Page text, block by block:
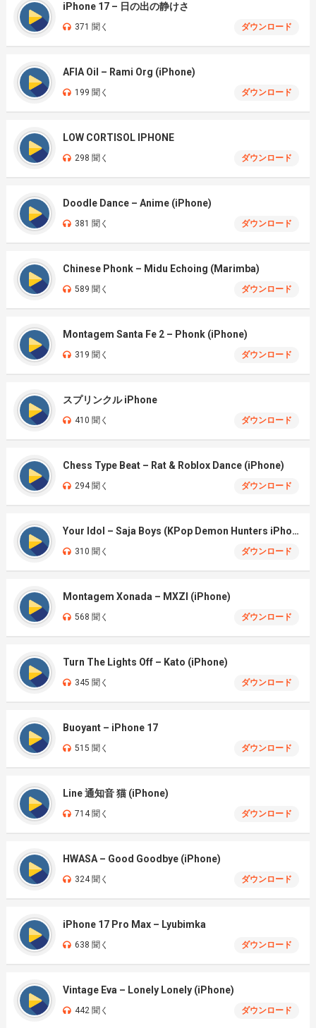
iPhone 17 – 日の出の静けさ
371 聞く ダウンロード
AFIA Oil – Rami Org (iPhone)
199 聞く ダウンロード
LOW CORTISOL IPHONE
298 聞く ダウンロード
Doodle Dance – Anime (iPhone)
381 聞く ダウンロード
Chinese Phonk – Midu Echoing (Marimba)
589 聞く ダウンロード
Montagem Santa Fe 2 – Phonk (iPhone)
319 聞く ダウンロード
スプリンクル iPhone
410 聞く ダウンロード
Chess Type Beat – Rat & Roblox Dance (iPhone)
294 聞く ダウンロード
Your Idol – Saja Boys (KPop Demon Hunters iPhone)
310 聞く ダウンロード
Montagem Xonada – MXZI (iPhone)
568 聞く ダウンロード
Turn The Lights Off – Kato (iPhone)
345 聞く ダウンロード
Buoyant – iPhone 17
515 聞く ダウンロード
Line 通知音 猫 (iPhone)
714 聞く ダウンロード
HWASA – Good Goodbye (iPhone)
324 聞く ダウンロード
iPhone 17 Pro Max – Lyubimka
638 聞く ダウンロード
Vintage Eva – Lonely Lonely (iPhone)
442 聞く ダウンロード